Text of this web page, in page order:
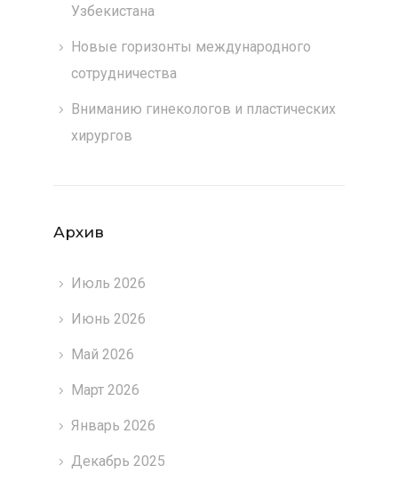
Узбекистана
Новые горизонты международного
сотрудничества
Вниманию гинекологов и пластических
хирургов
Архив
Июль 2026
Июнь 2026
Май 2026
Март 2026
Январь 2026
Декабрь 2025